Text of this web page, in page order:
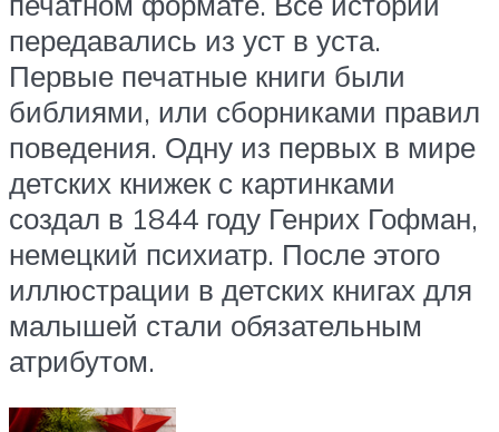
передавались из уст в уста.
Первые печатные книги были
библиями, или сборниками правил
поведения. Одну из первых в мире
детских книжек с картинками
создал в 1844 году Генрих Гофман,
немецкий психиатр. После этого
иллюстрации в детских книгах для
малышей стали обязательным
атрибутом.